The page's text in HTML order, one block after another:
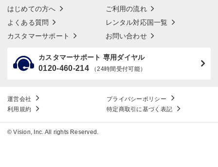
はじめての方へ
ご利用の流れ
よくある質問
レンタル対応国一覧
カスタマーサポート
お問い合わせ
カスタマーサポート 専用ダイヤル
0120-460-214 （24時間受付可能）
運営会社
プライバシーポリシー
利用規約
特定商取引に基づく表記
© Vision, Inc. All rights Reserved.